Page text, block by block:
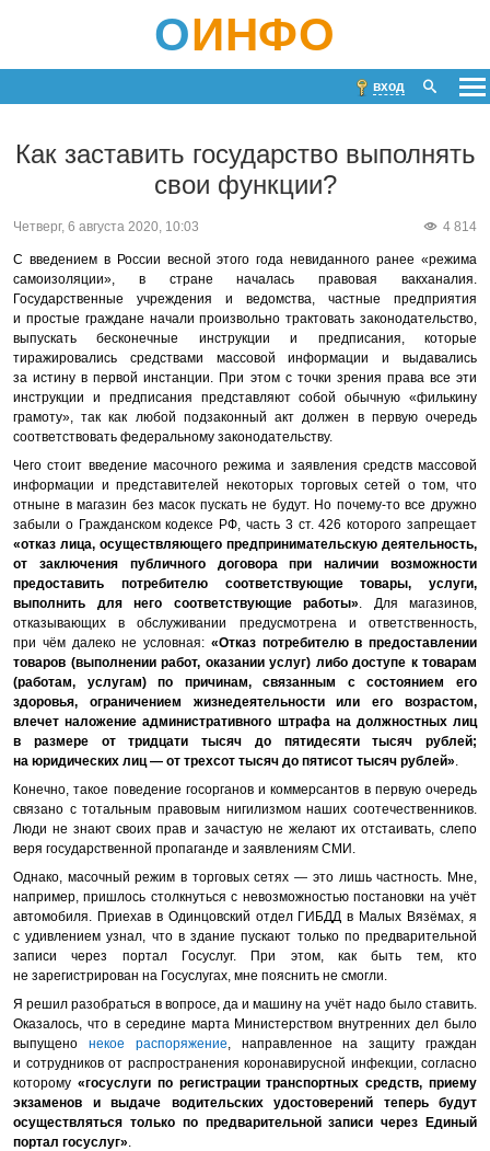
ОИНФО
вход
Как заставить государство выполнять
свои функции?
4 814
Четверг, 6 августа 2020, 10:03
С введением в России весной этого года невиданного ранее «режима
самоизоляции», в стране началась правовая вакханалия.
Государственные учреждения и ведомства, частные предприятия
и простые граждане начали произвольно трактовать законодательство,
выпускать бесконечные инструкции и предписания, которые
тиражировались средствами массовой информации и выдавались
за истину в первой инстанции. При этом с точки зрения права все эти
инструкции и предписания представляют собой обычную «филькину
грамоту», так как любой подзаконный акт должен в первую очередь
соответствовать федеральному законодательству.
Чего стоит введение масочного режима и заявления средств массовой
информации и представителей некоторых торговых сетей о том, что
отныне в магазин без масок пускать не будут. Но почему-то все дружно
забыли о Гражданском кодексе РФ, часть 3 ст. 426 которого запрещает
«отказ лица, осуществляющего предпринимательскую деятельность,
от заключения публичного договора при наличии возможности
предоставить потребителю соответствующие товары, услуги,
выполнить для него соответствующие работы» . Для магазинов,
отказывающих в обслуживании предусмотрена и ответственность,
при чём далеко не условная: «Отказ потребителю в предоставлении
товаров (выполнении работ, оказании услуг) либо доступе к товарам
(работам, услугам) по причинам, связанным с состоянием его
здоровья, ограничением жизнедеятельности или его возрастом,
влечет наложение административного штрафа на должностных лиц
в размере от тридцати тысяч до пятидесяти тысяч рублей;
на юридических лиц — от трехсот тысяч до пятисот тысяч рублей»
Конечно, такое поведение госорганов и коммерсантов в первую очередь
связано с тотальным правовым нигилизмом наших соотечественников.
Люди не знают своих прав и зачастую не желают их отстаивать, слепо
веря государственной пропаганде и заявлениям СМИ.
Однако, масочный режим в торговых сетях — это лишь частность. Мне,
например, пришлось столкнуться с невозможностью постановки на учёт
автомобиля. Приехав в Одинцовский отдел ГИБДД в Малых Вязёмах, я
с удивлением узнал, что в здание пускают только по предварительной
записи через портал Госуслуг. При этом, как быть тем, кто
не зарегистрирован на Госуслугах, мне пояснить не смогли.
Я решил разобраться в вопросе, да и машину на учёт надо было ставить.
Оказалось, что в середине марта Министерством внутренних дел было
выпущено некое распоряжение , направленное на защиту граждан
и сотрудников от распространения коронавирусной инфекции, согласно
которому «госуслуги по регистрации транспортных средств, приему
экзаменов и выдаче водительских удостоверений теперь будут
осуществляться только по предварительной записи через Единый
портал госуслуг»